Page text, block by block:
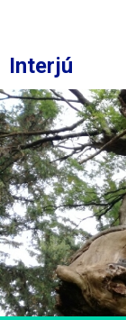
Interjú